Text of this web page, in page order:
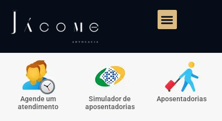
Agende um
atendimento
Simulador de
aposentadorias
Aposentadorias